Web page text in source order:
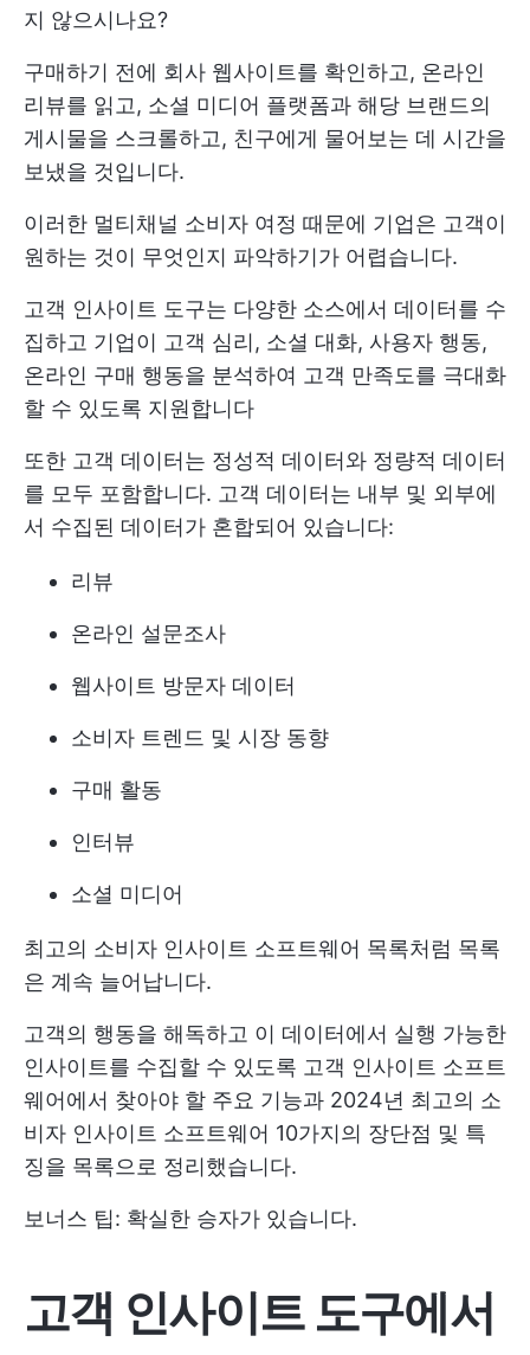
지 않으시나요?
구매하기 전에 회사 웹사이트를 확인하고, 온라인
리뷰를 읽고, 소셜 미디어 플랫폼과 해당 브랜드의
게시물을 스크롤하고, 친구에게 물어보는 데 시간을
보냈을 것입니다.
이러한 멀티채널 소비자 여정 때문에 기업은 고객이
원하는 것이 무엇인지 파악하기가 어렵습니다.
고객 인사이트 도구는 다양한 소스에서 데이터를 수
집하고 기업이 고객 심리, 소셜 대화, 사용자 행동,
온라인 구매 행동을 분석하여 고객 만족도를 극대화
할 수 있도록 지원합니다
또한 고객 데이터는 정성적 데이터와 정량적 데이터
를 모두 포함합니다. 고객 데이터는 내부 및 외부에
서 수집된 데이터가 혼합되어 있습니다:
리뷰
온라인 설문조사
웹사이트 방문자 데이터
소비자 트렌드 및 시장 동향
구매 활동
인터뷰
소셜 미디어
최고의 소비자 인사이트 소프트웨어 목록처럼 목록
은 계속 늘어납니다.
고객의 행동을 해독하고 이 데이터에서 실행 가능한
인사이트를 수집할 수 있도록 고객 인사이트 소프트
웨어에서 찾아야 할 주요 기능과 2024년 최고의 소
비자 인사이트 소프트웨어 10가지의 장단점 및 특
징을 목록으로 정리했습니다.
보너스 팁: 확실한 승자가 있습니다.
고객 인사이트 도구에서